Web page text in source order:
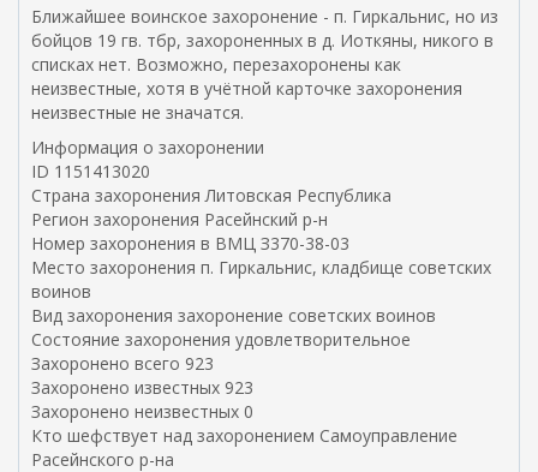
к
а
с
с
ы
л
к
)
н
я
я
с
н
е
н
к
)
Ближайшее воинское захоронение - п. Гиркальнис, но из
бойцов 19 гв. тбр, захороненных в д. Иоткяны, никого в
списках нет. Возможно, перезахоронены как
неизвестные, хотя в учётной карточке захоронения
неизвестные не значатся.
Информация о захоронении
ID 1151413020
Страна захоронения Литовская Республика
Регион захоронения Расейнский р-н
Номер захоронения в ВМЦ З370-38-03
Место захоронения п. Гиркальнис, кладбище советских
воинов
Вид захоронения захоронение советских воинов
Состояние захоронения удовлетворительное
Захоронено всего 923
Захоронено известных 923
Захоронено неизвестных 0
Кто шефствует над захоронением Самоуправление
Расейнского р-на